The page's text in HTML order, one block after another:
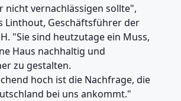
nicht vernachlässigen sollte",
Linthout, Geschäftsführer der
"Sie sind heutzutage ein Muss,
Haus nachhaltig und
zu gestalten.
hoch ist die Nachfrage, die
bei uns ankommt."